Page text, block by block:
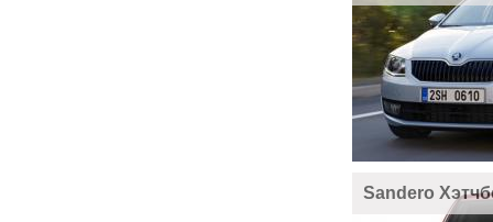
Sandero